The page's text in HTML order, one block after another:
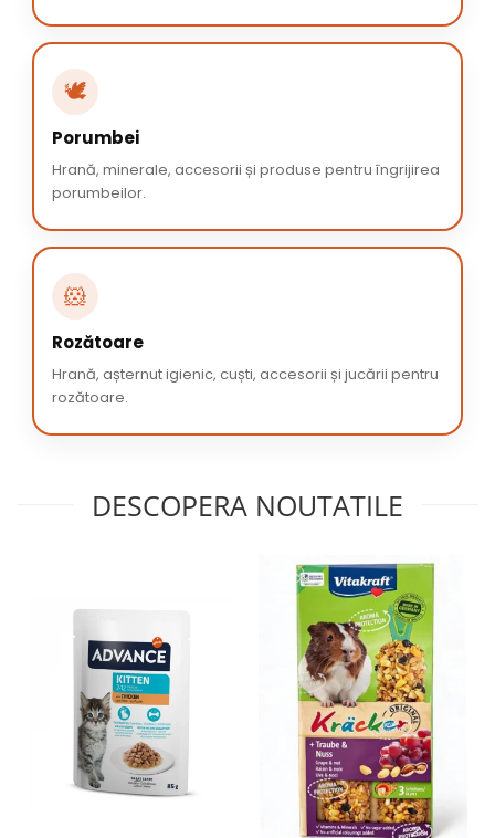
🕊️
Porumbei
Hrană, minerale, accesorii și produse pentru îngrijirea
porumbeilor.
🐹
Rozătoare
Hrană, așternut igienic, cuști, accesorii și jucării pentru
rozătoare.
DESCOPERA NOUTATILE